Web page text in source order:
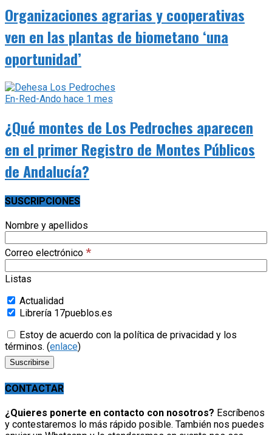
Organizaciones agrarias y cooperativas
ven en las plantas de biometano ‘una
oportunidad’
En-Red-Ando hace 1 mes
¿Qué montes de Los Pedroches aparecen
en el primer Registro de Montes Públicos
de Andalucía?
SUSCRIPCIONES
Nombre y apellidos
Correo electrónico *
Listas
Actualidad
Librería 17pueblos.es
Estoy de acuerdo con la política de privacidad y los
términos. (enlace)
CONTACTAR
¿Quieres ponerte en contacto con nosotros? Escríbenos
y contestaremos lo más rápido posible. También nos puedes